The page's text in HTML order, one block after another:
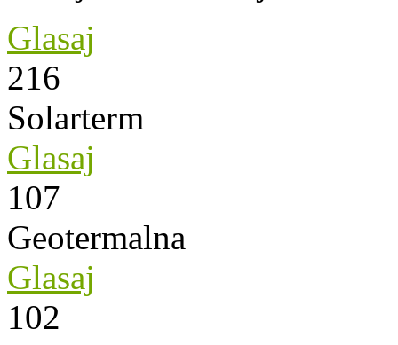
Glasaj
216
Solarterm
Glasaj
107
Geotermalna
Glasaj
102